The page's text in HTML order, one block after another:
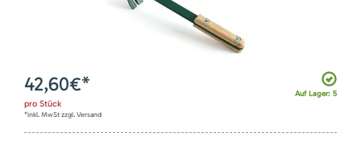
Auf Lager: 5
42,60€*
pro Stück
*inkl. MwSt zzgl. Versand